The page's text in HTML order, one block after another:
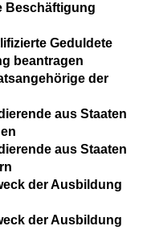
Beschäftigung
Geduldete
beantragen
der
aus Staaten
aus Staaten
der Ausbildung
der Ausbildung